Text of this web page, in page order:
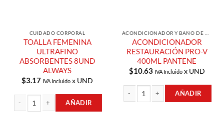
CUIDADO CORPORAL
TOALLA FEMENINA
ULTRAFINO
ABSORBENTES 8UND
ALWAYS
$3.17 IVA Incluido x UND
AÑADIR
ACONDICIONADOR
RESTAURACIÓN PRO-V
400ML PANTENE
$10.63 IVA Incluidox UND
AÑADIR